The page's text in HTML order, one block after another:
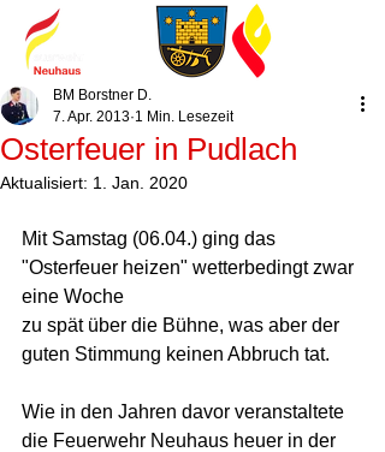
Osterfeuer in Pudlach
BM Borstner D.
7. Apr. 2013 1 Min. Lesezeit
Aktualisiert: 1. Jan. 2020
Mit Samstag (06.04.) ging das
"Osterfeuer heizen" wetterbedingt zwar
eine Woche
zu spät über die Bühne, was aber der
guten Stimmung keinen Abbruch tat.
Wie in den Jahren davor veranstaltete
die Feuerwehr Neuhaus heuer in der